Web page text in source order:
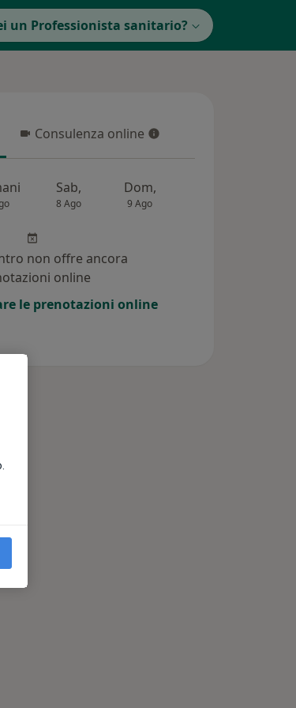
un Professionista sanitario?
Consulenza online
Consulenza online
Sab,
8 Ago
Dom,
9 Ago
non offre ancora
online
le prenotazioni online